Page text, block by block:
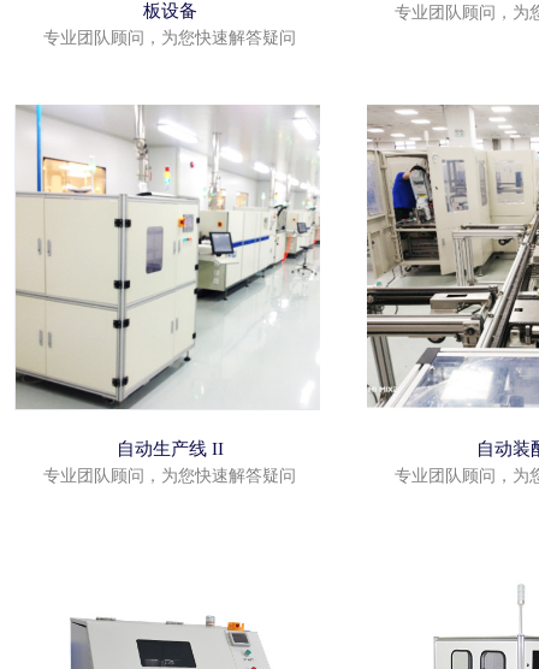
板设备
专业团队顾问，为您快速解答疑问
专业团队顾问，为
自动生产线 II
专业团队顾问，为您快速解答疑问
自动装
专业团队顾问，为